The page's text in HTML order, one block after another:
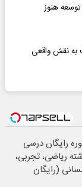
هنوز
به نقش واقعی
رایگان درسی
ریاضی، تجربی،
(رایگان